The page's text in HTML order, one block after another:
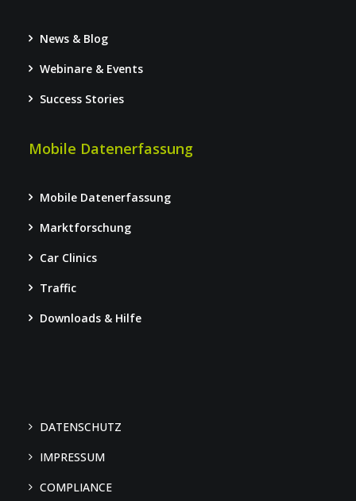
News & Blog
Webinare & Events
Success Stories
Mobile Datenerfassung
Mobile Datenerfassung
Marktforschung
Car Clinics
Traffic
Downloads & Hilfe
DATENSCHUTZ
IMPRESSUM
COMPLIANCE